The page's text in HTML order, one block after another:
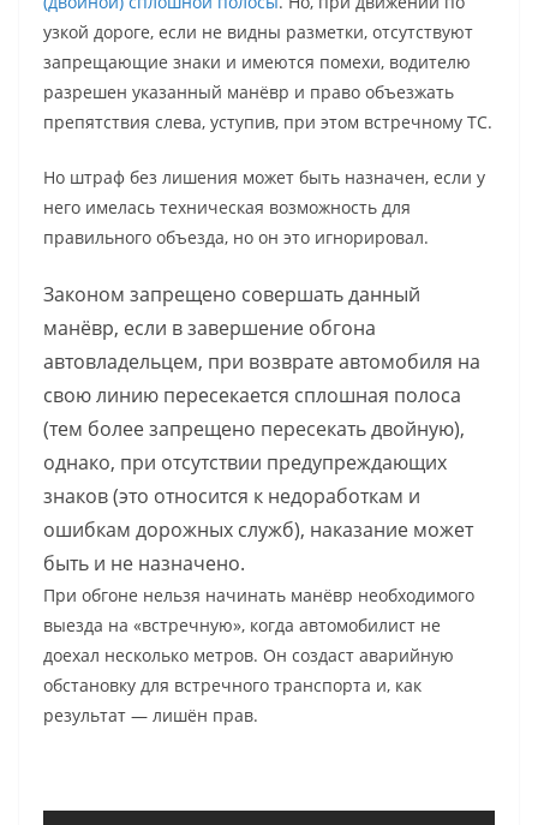
узкой дороге, если не видны разметки, отсутствуют
запрещающие знаки и имеются помехи, водителю
разрешен указанный манёвр и право объезжать
препятствия слева, уступив, при этом встречному ТС.
Но штраф без лишения может быть назначен, если у
него имелась техническая возможность для
правильного объезда, но он это игнорировал.
Законом запрещено совершать данный
манёвр, если в завершение обгона
автовладельцем, при возврате автомобиля на
свою линию пересекается сплошная полоса
(тем более запрещено пересекать двойную),
однако, при отсутствии предупреждающих
знаков (это относится к недоработкам и
ошибкам дорожных служб), наказание может
быть и не назначено.
При обгоне нельзя начинать манёвр необходимого
выезда на «встречную», когда автомобилист не
доехал несколько метров. Он создаст аварийную
обстановку для встречного транспорта и, как
результат — лишён прав.